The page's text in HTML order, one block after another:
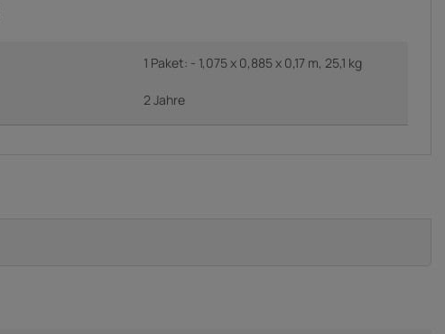
1 Paket: - 1,075 x 0,885 x 0,17 m, 25,1 kg
2 Jahre